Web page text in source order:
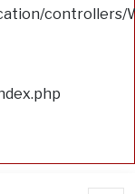
controllers/